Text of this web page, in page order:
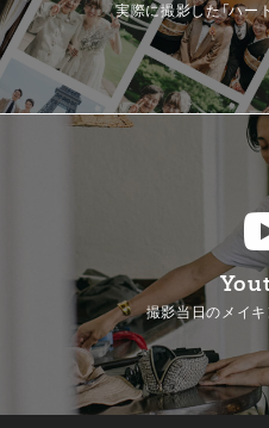
実際に撮影した「ハー
撮影当日のメイ